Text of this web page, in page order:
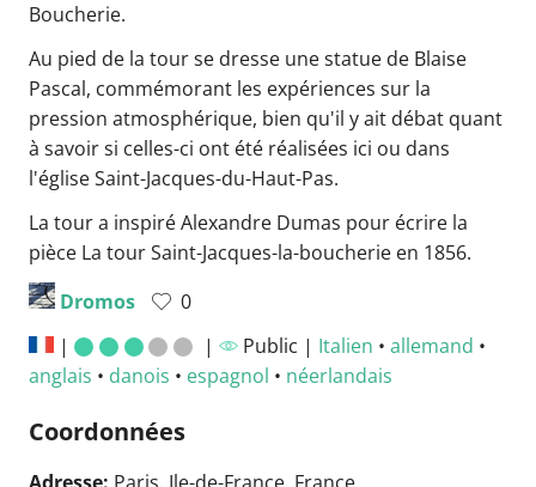
Boucherie.
Au pied de la tour se dresse une statue de Blaise
Pascal, commémorant les expériences sur la
pression atmosphérique, bien qu'il y ait débat quant
à savoir si celles-ci ont été réalisées ici ou dans
l'église Saint-Jacques-du-Haut-Pas.
La tour a inspiré Alexandre Dumas pour écrire la
pièce La tour Saint-Jacques-la-boucherie en 1856.
Dromos
0
|
| Public | Italien • allemand •
anglais • danois • espagnol • néerlandais
Coordonnées